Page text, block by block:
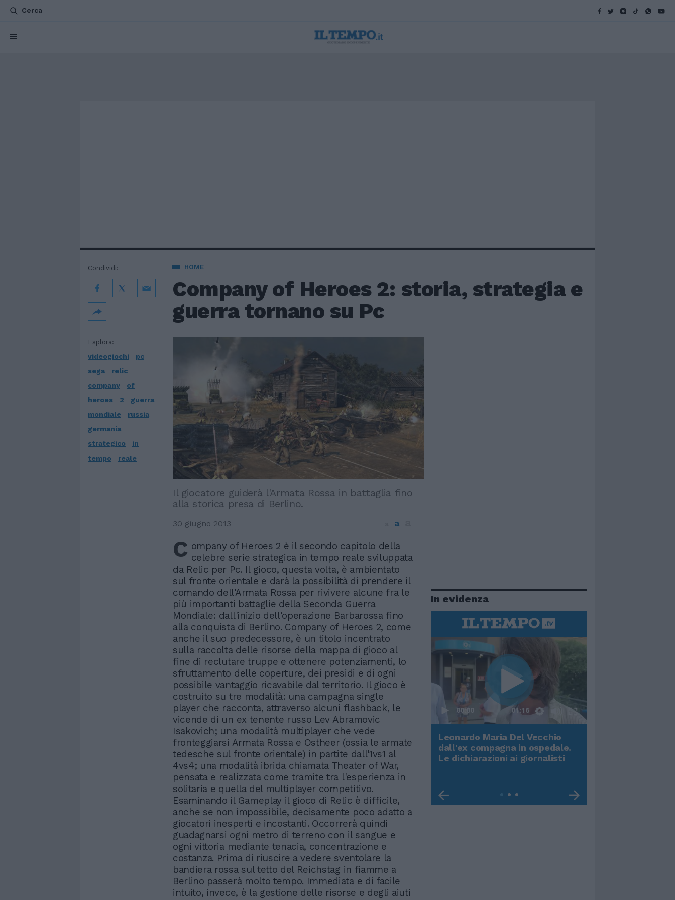
Cerca
HOME
Company of Heroes 2: storia, strategia e
guerra tornano su Pc
Esplora:
videogiochi
pc
sega
relic
company
of
heroes
2
guerra
mondiale
russia
germania
strategico
in
tempo
reale
Condividi:
Il giocatore guiderà l'Armata Rossa in battaglia fino
alla storica presa di Berlino.
30 giugno 2013 a
C ompany of Heroes 2 è il secondo capitolo della
celebre serie strategica in tempo reale sviluppata
da Relic per Pc. Il gioco, questa volta, è ambientato
sul fronte orientale e darà la possibilità di prendere il
comando dell'Armata Rossa per rivivere alcune fra le
più importanti battaglie della Seconda Guerra
Mondiale: dall'inizio dell'operazione Barbarossa fino
alla conquista di Berlino. Company of Heroes 2, come
anche il suo predecessore, è un titolo incentrato
sulla raccolta delle risorse della mappa di gioco al
fine di reclutare truppe e ottenere potenziamenti, lo
sfruttamento delle coperture, dei presidi e di ogni
possibile vantaggio ricavabile dal territorio. Il gioco è
costruito su tre modalità: una campagna single
player che racconta, attraverso alcuni flashback, le
vicende di un ex tenente russo Lev Abramovic
Isakovich; una modalità multiplayer che vede
fronteggiarsi Armata Rossa e Ostheer (ossia le armate
tedesche sul fronte orientale) in partite dall'1vs1 al
4vs4; una modalità ibrida chiamata Theater of War,
pensata e realizzata come tramite tra l'esperienza in
solitaria e quella del multiplayer competitivo.
Esaminando il Gameplay il gioco di Relic è difficile,
anche se non impossibile, decisamente poco adatto a
giocatori inesperti e incostanti. Occorrerà quindi
guadagnarsi ogni metro di terreno con il sangue e
ogni vittoria mediante tenacia, concentrazione e
costanza. Prima di riuscire a vedere sventolare la
bandiera rossa sul tetto del Reichstag in fiamme a
Berlino passerà molto tempo. Immediata e di facile
intuito, invece, è la gestione delle risorse e degli aiuti
In evidenza
Rudy Giuliani a Come States?
Trump, Meloni e la strategia
americana
00:00 01:16
Leonardo Maria Del Vecchio
dall'ex compagna in ospedale.
Le dichiarazioni ai giornalisti